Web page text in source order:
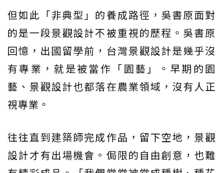
但如此「非典型」的養成路徑，吳書原面對
的是一段景觀設計不被重視的歷程。吳書原
回憶，出國留學前，台灣景觀設計是幾乎沒
有專業，就是被當作「園藝」。早期的園
藝、景觀設計也都落在農業領域，沒有人正
視專業。
往往直到建築師完成作品，留下空地，景觀
設計才有出場機會。侷限的自由創意，也難